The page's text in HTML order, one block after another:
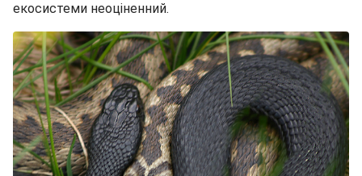
екосистеми неоціненний.